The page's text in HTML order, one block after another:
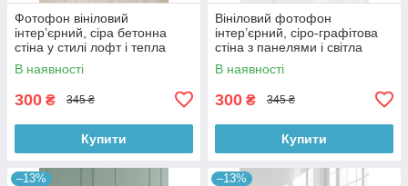
Фотофон вініловий
інтер’єрний, сіра бетонна
стіна у стилі лофт і тепла
дерев’яна підлога 60×90 см,
№57097
В наявності
300 ₴ 345 ₴
Купити
Вініловий фотофон
інтер’єрний, сіро-графітова
стіна з панелями і світла
мармурова підлога 60×90 см,
№57101
В наявності
300 ₴ 345 ₴
Купити
–13% –13%